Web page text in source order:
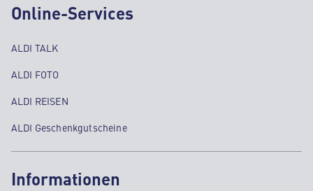
Online-Services
ALDI TALK
ALDI FOTO
ALDI REISEN
ALDI Geschenkgutscheine
Informationen